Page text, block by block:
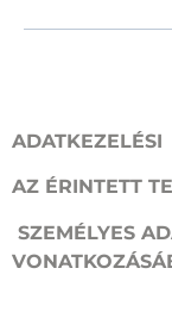
ADATKEZELÉSI
AZ ÉRINTETT
SZEMÉLYES